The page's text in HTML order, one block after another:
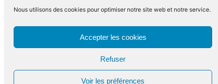
Nous utilisons des cookies pour optimiser notre site web et notre service.
Accepter les cookies
Refuser
Voir les préférences
Le blog de François Leclerc